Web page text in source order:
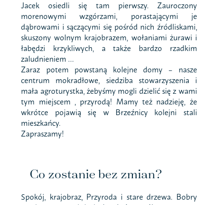
Jacek osiedli się tam pierwszy. Zauroczony
morenowymi wzgórzami, porastającymi je
dąbrowami i sączącymi się pośród nich źródliskami,
skuszony wolnym krajobrazem, wołaniami żurawi i
łabędzi krzykliwych, a także bardzo rzadkim
zaludnieniem …
Zaraz potem powstaną kolejne domy – nasze
centrum mokradłowe, siedziba stowarzyszenia i
mała agroturystka, żebyśmy mogli dzielić się z wami
tym miejscem , przyrodą! Mamy też nadzieję, że
wkrótce pojawią się w Brzeźnicy kolejni stali
mieszkańcy.
Zapraszamy!
Co zostanie bez zmian?
Spokój, krajobraz, Przyroda i stare drzewa. Bobry